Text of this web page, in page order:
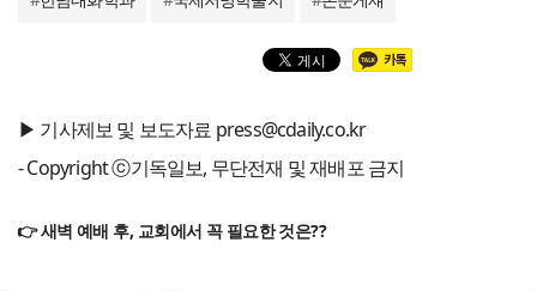
▶ 기사제보 및 보도자료 press@cdaily.co.kr
- Copyright ⓒ기독일보, 무단전재 및 재배포 금지
👉 새벽 예배 후, 교회에서 꼭 필요한 것은??